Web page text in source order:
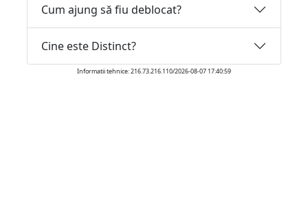
Cum ajung să fiu deblocat?
Cine este Distinct?
Informatii tehnice: 216.73.216.110/2026-08-07 17:40:59